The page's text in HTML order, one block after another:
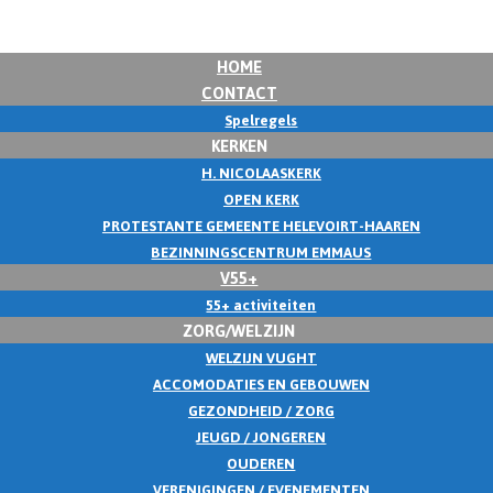
HOME
CONTACT
Spelregels
KERKEN
H. NICOLAASKERK
OPEN KERK
PROTESTANTE GEMEENTE HELEVOIRT-HAAREN
BEZINNINGSCENTRUM EMMAUS
V55+
55+ activiteiten
ZORG/WELZIJN
WELZIJN VUGHT
ACCOMODATIES EN GEBOUWEN
GEZONDHEID / ZORG
JEUGD / JONGEREN
OUDEREN